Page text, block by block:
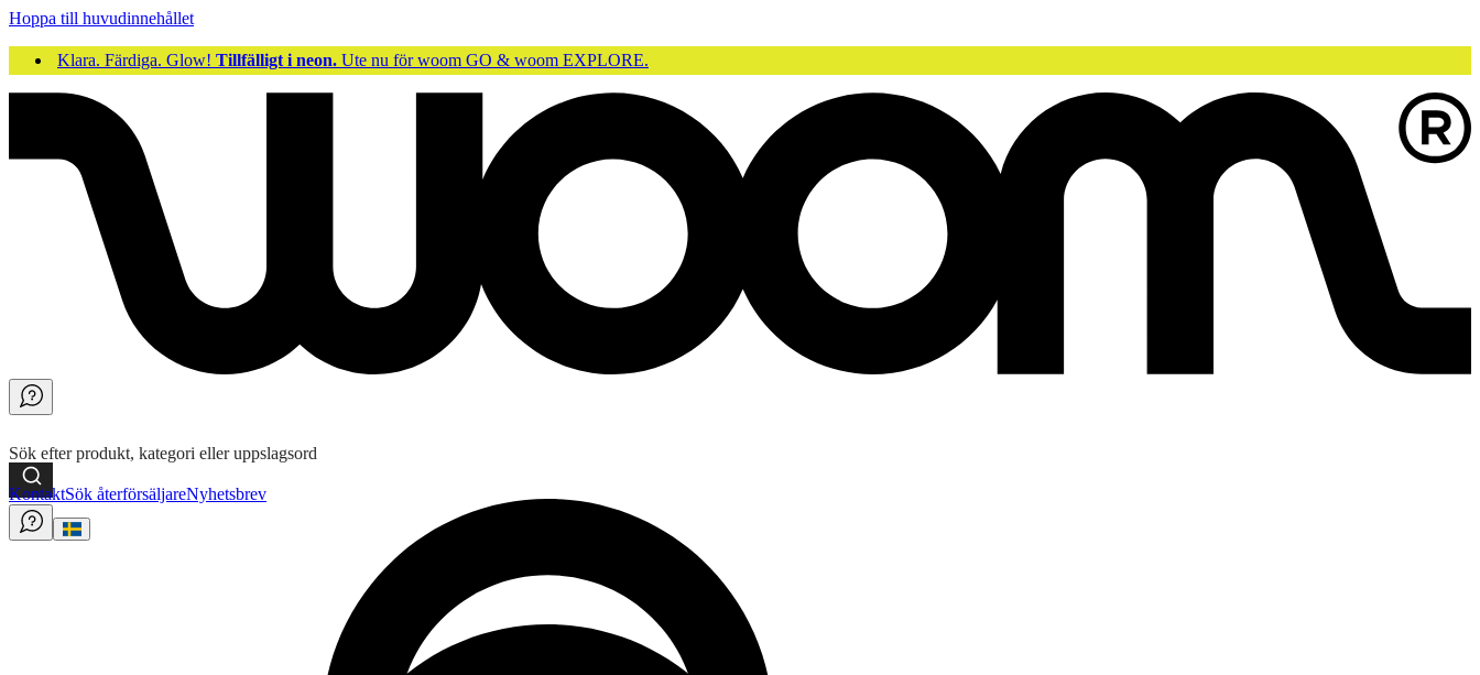
Hoppa till huvudinnehållet
Klara. Färdiga. Glow! Tillfälligt i neon. Ute nu för woom GO & woom EXPLORE.
Sök efter produkt, kategori eller uppslagsord
KontaktSök återförsäljareNyhetsbrev